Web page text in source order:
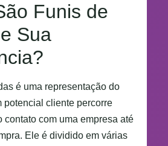
Funis de
Sua
é uma representação do
potencial cliente percorre
contato com uma empresa até
Ele é dividido em várias